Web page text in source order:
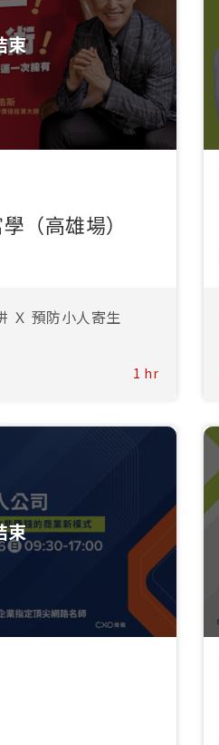
束
（高雄場）
Ｘ 預防小人寄生
1 hr
束